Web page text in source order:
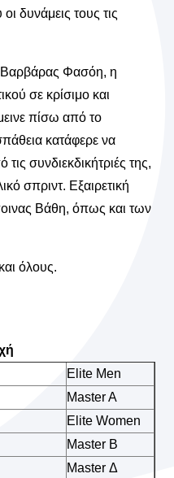
δυνάμεις τους τις
Βαρβάρας Φασόη, η
σε κρίσιμο και
πίσω από το
κατάφερε να
συνδιεκδικήτριές της,
σπριντ. Εξαιρετική
Βάθη, όπως και των
όλους.
Elite Men
Master A
Elite Women
Master B
Master Δ